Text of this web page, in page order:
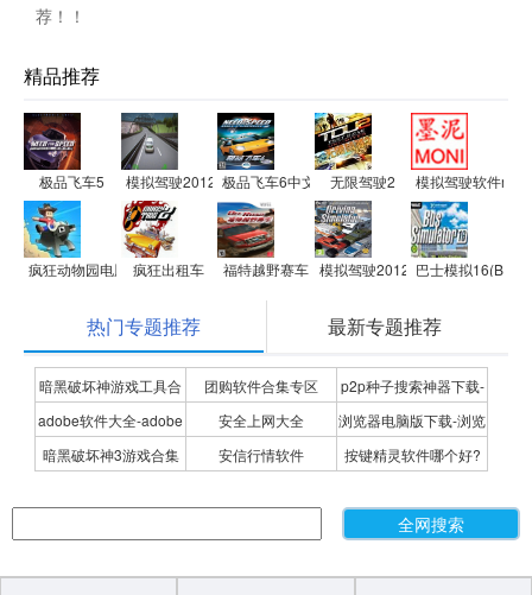
荐！！
精品推荐
极品飞车5 模拟驾驶2012 极品飞车6中文版无限驾驶2 模拟驾驶软件
疯狂动物园电脑版疯狂出租车 福特越野赛车 模拟驾驶2012中文版巴士模拟16(Bus
热门专题推荐 最新专题推荐
暗黑破坏神游戏工具合
集
团购软件合集专区
p2p种子搜索神器下载-
P2P种子搜索神器专题
adobe软件大全-adobe
全系列软件下载-adobe
安全上网大全
浏览器电脑版下载-浏览
器下载合集
暗黑破坏神3游戏合集 安信行情软件
按键精灵软件哪个好?